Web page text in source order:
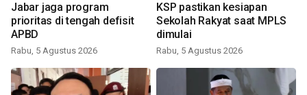
Jabar jaga program
prioritas di tengah defisit
APBD
Rabu, 5 Agustus 2026
KSP pastikan kesiapan
Sekolah Rakyat saat MPLS
dimulai
Rabu, 5 Agustus 2026